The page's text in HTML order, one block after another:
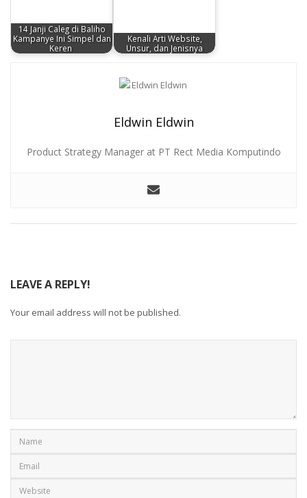
14 Janji Caleg di Baliho
Kampanye Ini Simpel dan
Keren
Kenali Arti Website,
Unsur, dan Jenisnya
Eldwin Eldwin
Product Strategy Manager at PT Rect Media Komputindo
LEAVE A REPLY!
Your email address will not be published.